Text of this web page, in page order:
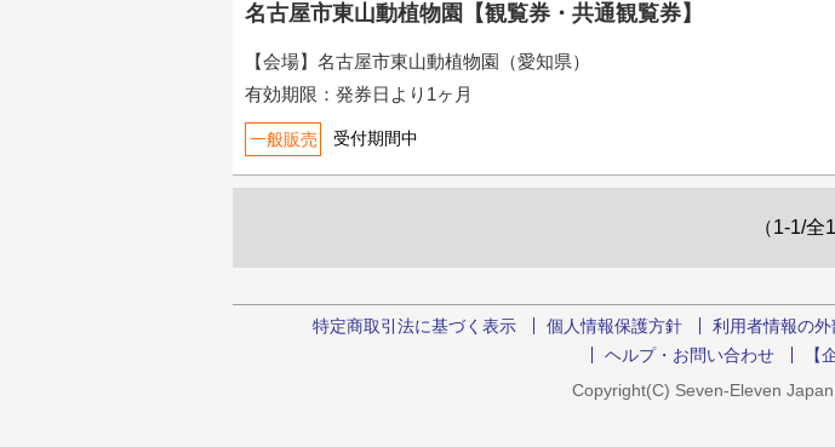
名古屋市東山動植物園【観覧券・共通観覧券】
【会場】名古屋市東山動植物園（愛知県）
有効期限：発券日より1ヶ月
一般販売 受付期間中
（1-1/全
特定商取引法に基づく表示 個人情報保護方針 利用者情報の
ヘルプ・お問い合わせ
【
Copyright(C) Seven-Eleven